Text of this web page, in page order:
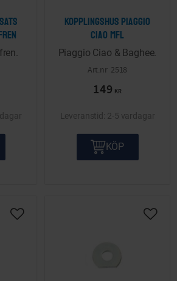
Kopplingshus Piaggio
Ciao mfl
Piaggio Ciao & Baghee.
2518
149 KR
2-5 vardagar
KÖP
Lägg till i önskelista Lägg